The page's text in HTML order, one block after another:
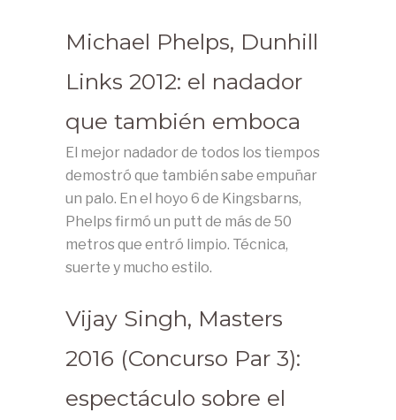
Michael Phelps, Dunhill
Links 2012: el nadador
que también emboca
El mejor nadador de todos los tiempos
demostró que también sabe empuñar
un palo. En el hoyo 6 de Kingsbarns,
Phelps firmó un putt de más de 50
metros que entró limpio. Técnica,
suerte y mucho estilo.
Vijay Singh, Masters
2016 (Concurso Par 3):
espectáculo sobre el